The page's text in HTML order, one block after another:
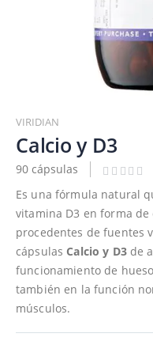
al
comienzo
de
la
galería
imágenes
VIRIDIAN
Calcio y D3
90 cápsulas
Es una fórmula natural
vitamina D3 en forma
procedentes de fuentes
cápsulas Calcio y D3de
funcionamiento de
también en la función
músculos.